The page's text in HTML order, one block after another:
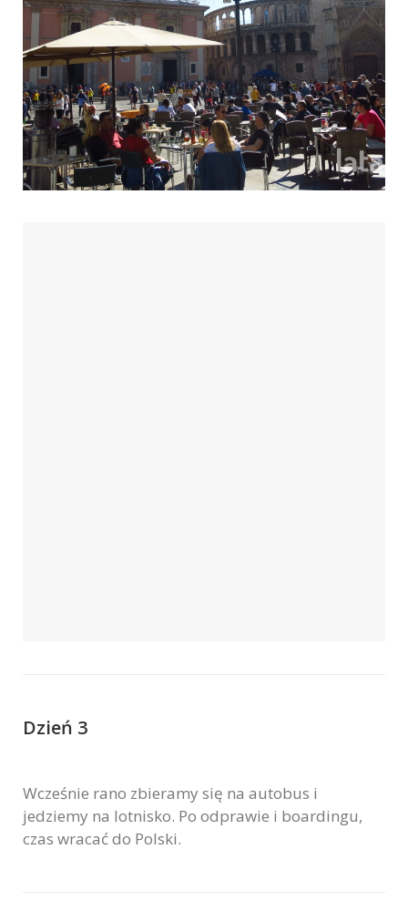
Dzień 3
Wcześnie rano zbieramy się na autobus i
jedziemy na lotnisko. Po odprawie i boardingu,
czas wracać do Polski.